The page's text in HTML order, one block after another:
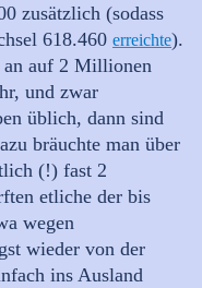
zusätzlich (sodass
618.460 erreichte).
an auf 2 Millionen
und zwar
üblich, dann sind
bräuchte man über
(!) fast 2
etliche der bis
wegen
wieder von der
ins Ausland